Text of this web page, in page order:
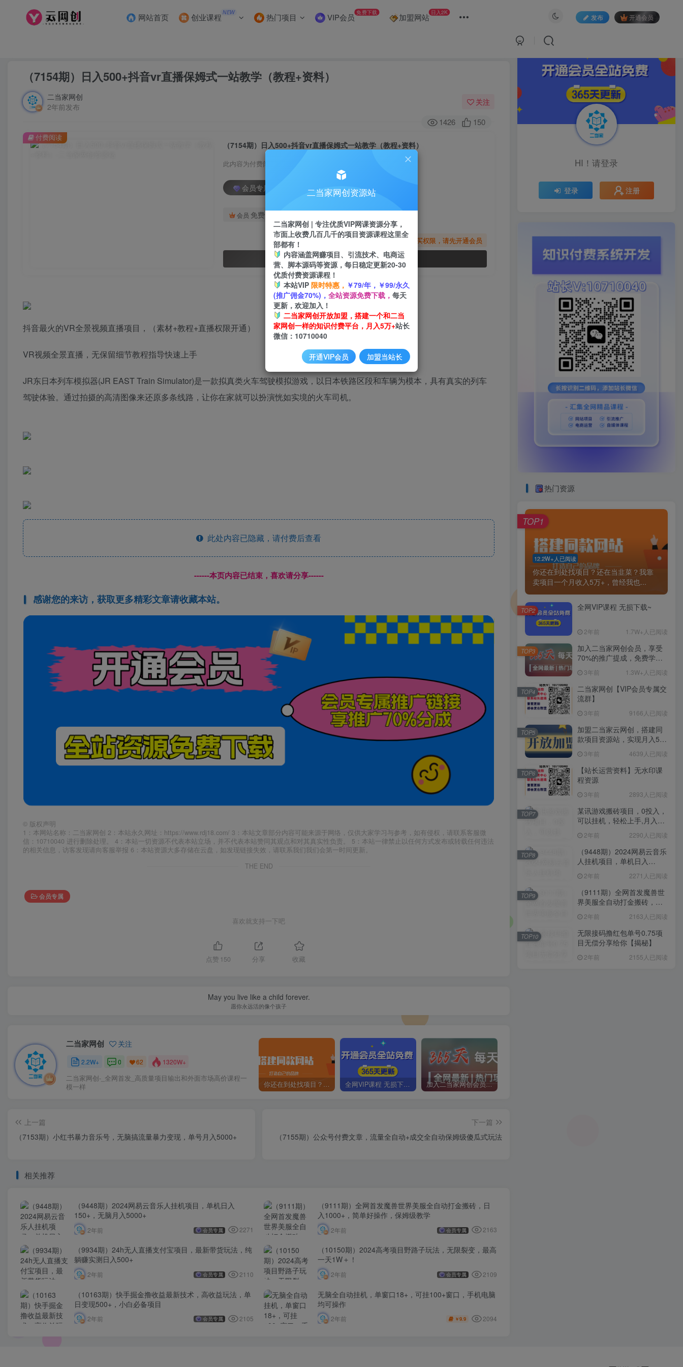
网站首页 创业课程 NEW 热门项目 VIP会员 免费下载 加盟网站 日入2K
发布 开通会员
（7154期）日入500+抖音vr直播保姆式一站教学（教程+资料）
二当家网创
2年前发布
关注
1426 150
（7154期）日入500+抖音vr直播保姆式一站教学（教程+资料）
此内容为付费阅读，请付费后查看
会员专属资源
会员 免费
您暂无购买权限，请先开通会员
开通会员
付费阅读
抖音最火的VR全景视频直播项目，（素材+教程+直播权限开通）
VR视频全景直播，无保留细节教程指导快速上手
JR东日本列车模拟器(JR EAST Train Simulator)是一款拟真类火车驾驶模拟游戏，以日本铁路区段和车辆为模本，具有真实的列车
驾驶体验。通过拍摄的高清图像来还原多条线路，让你在家就可以扮演恍如实境的火车司机。
此处内容已隐藏，请付费后查看
------本页内容已结束，喜欢请分享------
感谢您的来访，获取更多精彩文章请收藏本站。
© 版权声明
1：本网站名称：二当家网创 2：本站永久网址：https://www.rdj18.com/ 3：本站文章部分内容可能来源于网络，仅供大家学习与参考，如有侵权，请联系客服微
信：10710040 进行删除处理。 4：本站一切资源不代表本站立场，并不代表本站赞同其观点和对其真实性负责。 5：本站一律禁止以任何方式发布或转载任何违法
的相关信息，访客发现请向客服举报 6：本站资源大多存储在云盘，如发现链接失效，请联系我们我们会第一时间更新。
THE END
会员专属
喜欢就支持一下吧
点赞 150 分享 收藏
May you live like a child forever.
愿你永远活的像个孩子
二当家网创 关注
2.2W+ 0 62 1320W+
二当家网创-_全网首发_高质量项目输出和外面市场高价课程一
模一样
你还在到处找项目？还在当韭菜？我靠卖项目一个月收入5万+，曾经我也是个失败者。 全网VIP课程 无损下载~ 加入二当家网创会员，享受70%的推广提成，免费学习网上万种创业课程，菜鸟变大神。
上一篇
（7153期）小红书暴力音乐号，无脑搞流量暴力变现，单号月入5000+
下一篇
（7155期）公众号付费文章，流量全自动+成交全自动保姆级傻瓜式玩法
相关推荐
（9448期）2024网易云音乐人挂机项目，单机日入
150+，无脑月入5000+
2年前 会员专属 2271
（9111期）全网首发魔兽世界美服全自动打金搬砖，日
入1000+，简单好操作，保姆级教学
2年前 会员专属 2163
（9934期）24h无人直播支付宝项目，最新带货玩法，纯
躺赚实测日入500+
2年前 会员专属 2110
（10150期）2024高考项目野路子玩法，无限裂变，最高
一天1W＋！
2年前 会员专属 2109
（10163期）快手掘金撸收益最新技术，高收益玩法，单
日变现500+，小白必备项目
2年前 会员专属 2105
无脑全自动挂机，单窗口18+，可挂100+窗口，手机电脑
均可操作
2年前 ￥9.9 2094
HI！请登录
登录 注册
热门资源
12.2W+人已阅读
你还在到处找项目？还在当韭菜？我靠
卖项目一个月收入5万+，曾经我也...
TOP1
全网VIP课程 无损下载~
2年前 1.7W+人已阅读
TOP2
加入二当家网创会员，享受
70%的推广提成，免费学习
大神。
3年前 1.3W+人已阅读
TOP3
二当家网创【VIP会员专属交
流群】
3年前 9166人已阅读
TOP4
加盟二当家云网创，搭建同
款项目资源站，实现月入5万
3年前 4639人已阅读
TOP5
【站长运营资料】无水印课
程资源
3年前 2893人已阅读
TOP6
某讯游戏搬砖项目，0投入，
可以挂机，轻松上手,月入
2年前 2290人已阅读
TOP7
（9448期）2024网易云音乐
人挂机项目，单机日入
2年前 2271人已阅读
TOP8
（9111期）全网首发魔兽世
界美服全自动打金搬砖，日
姆级教学
2年前 2163人已阅读
TOP9
无限接码撸红包单号0.75项
目无偿分享给你【揭秘】
2年前 2155人已阅读
TOP10
二当家网创资源站
二当家网创 | 专注优质VIP网课资源分享，
市面上收费几百几千的项目资源课程这里全
部都有！
内容涵盖网赚项目、引流技术、电商运
营、脚本源码等资源，每日稳定更新20-30
优质付费资源课程！
本站VIP 限时特惠， ￥79/年，￥99/永久
(推广佣金70%)， 全站资源免费下载， 每天
更新，欢迎加入！
二当家网创开放加盟，搭建一个和二当
家网创一样的知识付费平台，月入5万+站长
微信：10710040
开通VIP会员 加盟当站长